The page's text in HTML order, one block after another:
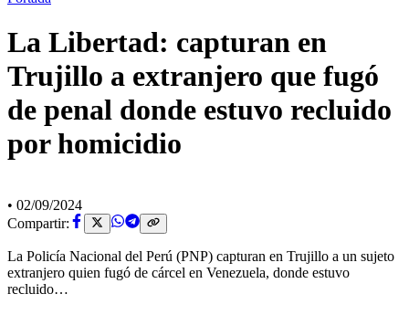
La Libertad: capturan en
Trujillo a extranjero que fugó
de penal donde estuvo recluido
por homicidio
• 02/09/2024
Compartir:
La Policía Nacional del Perú (PNP) capturan en Trujillo a un sujeto
extranjero quien fugó de cárcel en Venezuela, donde estuvo
recluido…